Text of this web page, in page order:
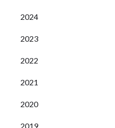
2024
2023
2022
2021
2020
2019